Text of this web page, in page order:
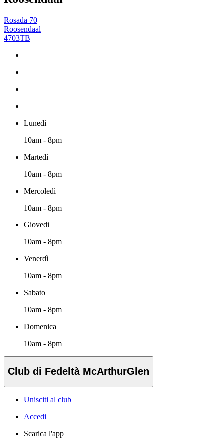
Rosada 70
Roosendaal
4703TB
Lunedì
10am - 8pm
Martedì
10am - 8pm
Mercoledì
10am - 8pm
Giovedì
10am - 8pm
Venerdì
10am - 8pm
Sabato
10am - 8pm
Domenica
10am - 8pm
Club di Fedeltà McArthurGlen
Unisciti al club
Accedi
Scarica l'app